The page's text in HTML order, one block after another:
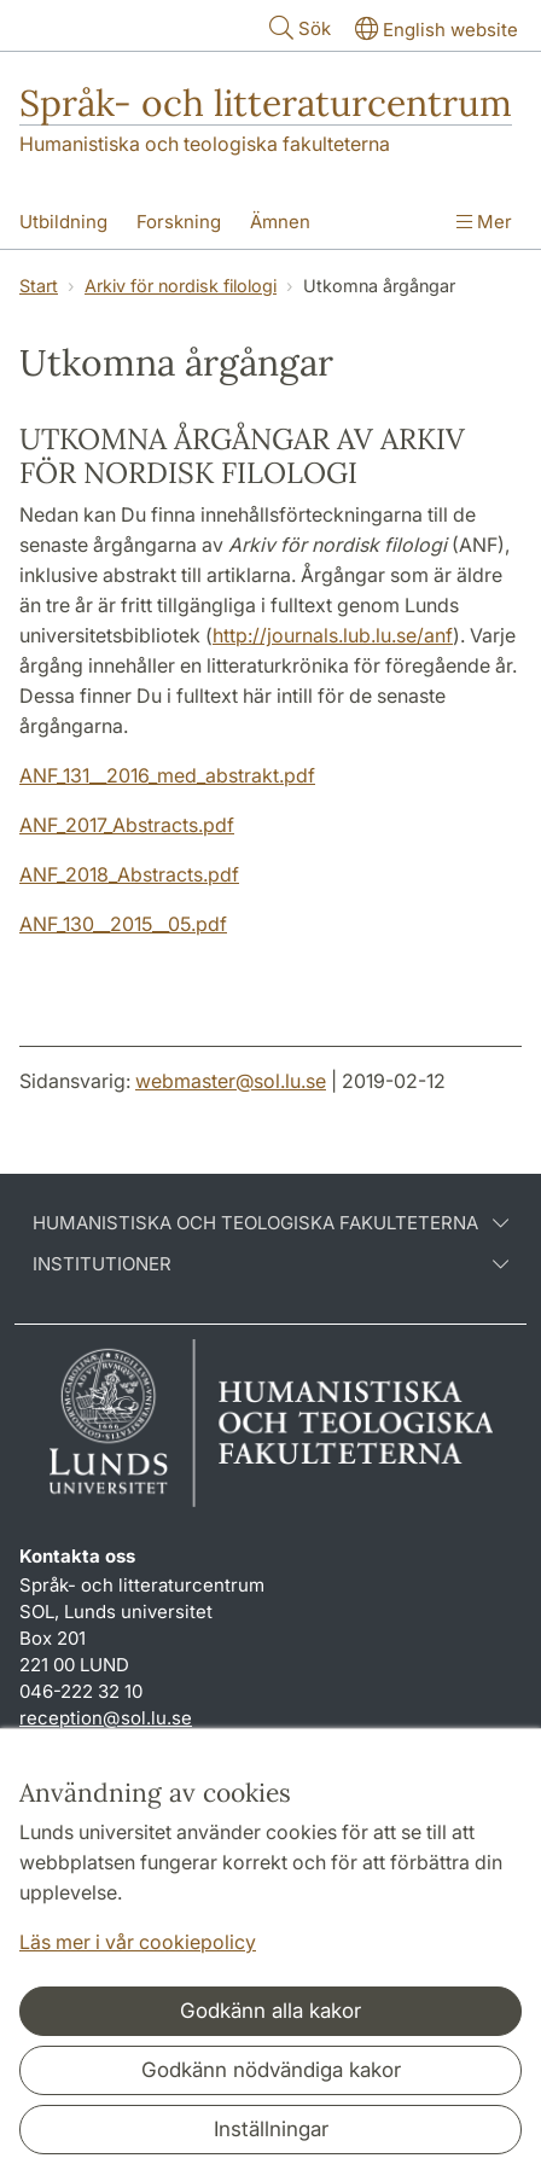
Användning av cookies
Lunds universitet använder cookies för att se till att
webbplatsen fungerar korrekt och för att förbättra din
upplevelse.
Läs mer i vår cookiepolicy
Godkänn alla kakor
Godkänn nödvändiga kakor
Inställningar
Sök English website
Språk- och litteraturcentrum
Humanistiska och teologiska fakulteterna
Utbildning Forskning Ämnen
SOL-husen Kontakt Institutionen
Mer
Start Arkiv för nordisk filologi Utkomna årgångar
Utkomna årgångar
UTKOMNA ÅRGÅNGAR AV ARKIV
FÖR NORDISK FILOLOGI
Nedan kan Du finna innehållsförteckningarna till de
senaste årgångarna av Arkiv för nordisk filologi(ANF),
inklusive abstrakt till artiklarna. Årgångar som är äldre
än tre år är fritt tillgängliga i fulltext genom Lunds
universitetsbibliotek (http://journals.lub.lu.se/anf). Varje
årgång innehåller en litteraturkrönika för föregående år.
Dessa finner Du i fulltext här intill för de senaste
årgångarna.
ANF_131__2016_med_abstrakt.pdf
ANF_2017_Abstracts.pdf
ANF_2018_Abstracts.pdf
ANF_130__2015__05.pdf
Sidansvarig: webmaster@sol.lu.se | 2019-02-12
HUMANISTISKA OCH TEOLOGISKA FAKULTETERNA
INSTITUTIONER
Kontakta oss
Språk- och litteraturcentrum
SOL, Lunds universitet
Box 201
221 00 LUND
046-222 32 10
reception@sol.lu.se
Genvägar
Om webbplatsen och cookies
Behandling av personuppgifter
Tillgänglighetsredogörelse
Samarbeten och nätverk